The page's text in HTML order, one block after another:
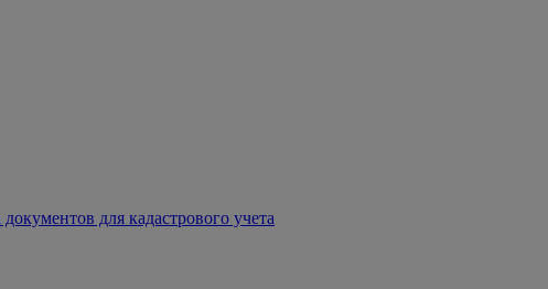
для кадастрового учета